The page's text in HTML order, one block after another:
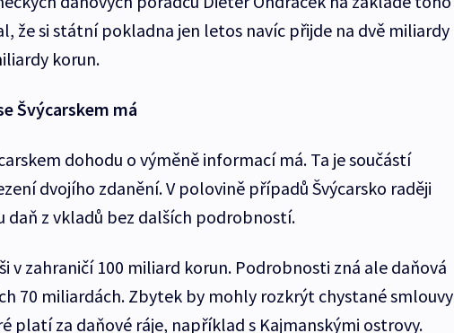
že si státní pokladna jen letos navíc přijde na dvě miliardy
korun.
Švýcarskem má
dohodu o výměně informací má. Ta je součástí
dvojího zdanění. V polovině případů Švýcarsko raději
daň z vkladů bez dalších podrobností.
v zahraničí 100 miliard korun. Podrobnosti zná ale daňová
70 miliardách. Zbytek by mohly rozkrýt chystané smlouvy
platí za daňové ráje, například s Kajmanskými ostrovy.